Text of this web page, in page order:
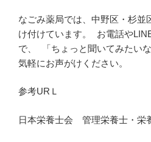
なごみ薬局では、中野区・杉並
け付けています。 お電話や
で、 「ちょっと聞いてみたい
気軽にお声がけください。
参考URＬ
日本栄養士会 管理栄養士・栄